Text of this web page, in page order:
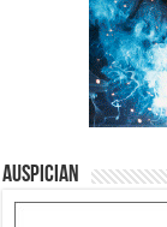
Auspician